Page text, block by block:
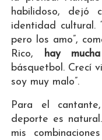
habilidoso, dejó
identidad cultural.
pero los amo”,
Rico, hay
básquetbol. Crecí
soy muy malo”.
Para el
deporte es
mis